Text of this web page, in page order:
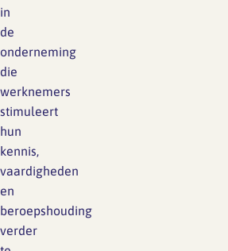
in
de
onderneming
die
werknemers
stimuleert
hun
kennis,
vaardigheden
en
beroepshouding
verder